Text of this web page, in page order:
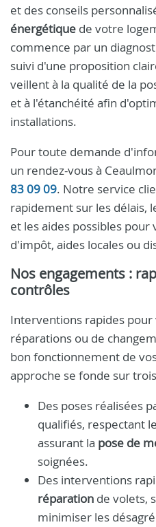
et des conseils
énergétique de votre
commence par un
suivi d'une proposition
veillent à la qualité de la
et à l'étanchéité afin
installations.
Pour toute demande
un rendez-vous à
83 09 09. Notre service
rapidement sur les délais,
et les aides possibles pour
d'impôt, aides locales ou
Nos engagements :
contrôles
Interventions rapides pour
réparations ou de
bon fonctionnement de
approche se fonde sur
Des poses réalisées
qualifiés, respectant
assurant la pose de
soignées.
Des interventions
réparation de volets,
minimiser les